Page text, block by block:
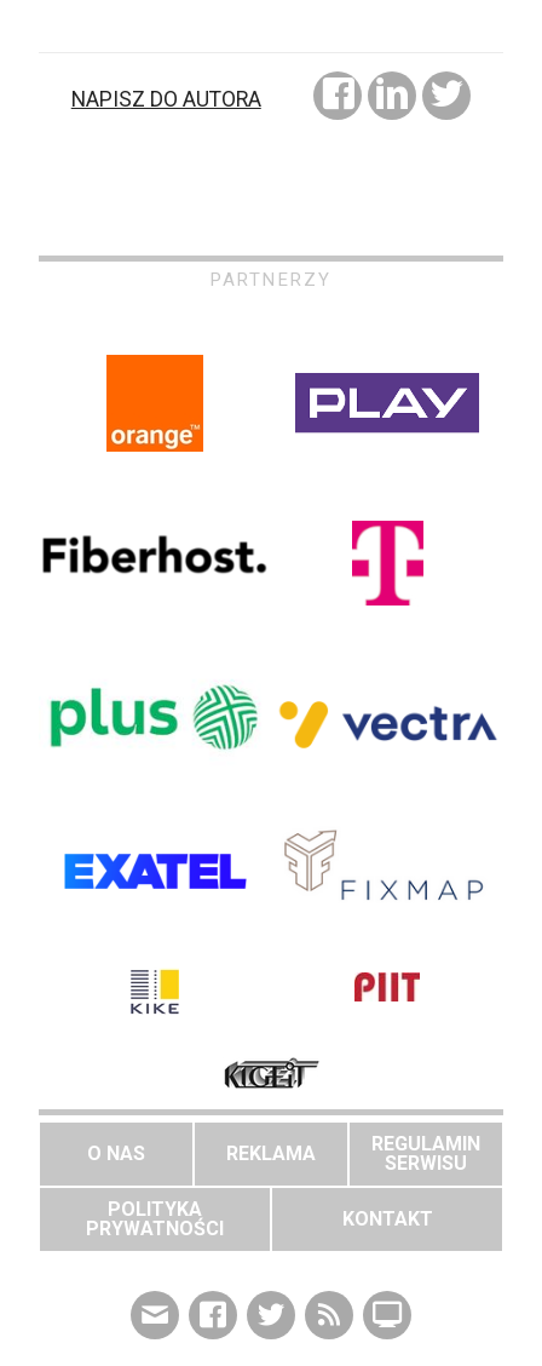
NAPISZ DO AUTORA
PARTNERZY
O NAS REKLAMA
REGULAMIN
SERWISU
POLITYKA
PRYWATNOŚCI
KONTAKT